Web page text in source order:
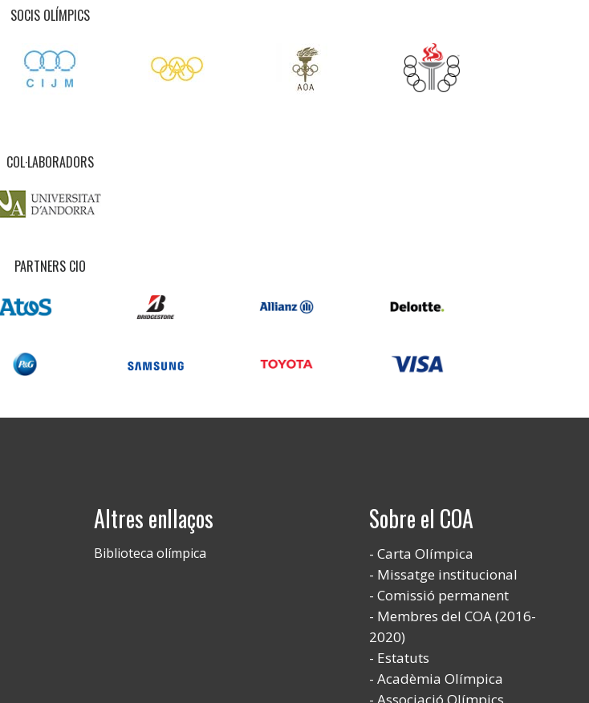
SOCIS OLÍMPICS
COL·LABORADORS
PARTNERS CIO
Altres enllaços
Biblioteca olímpica
Sobre el COA
Carta Olímpica
Missatge institucional
Comissió permanent
Membres del COA (2016-
2020)
Estatuts
Acadèmia Olímpica